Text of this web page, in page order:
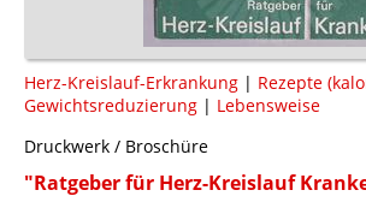
Herz-Kreislauf-Erkrankung | Rezepte
Gewichtsreduzierung | Lebensweise
Druckwerk / Broschüre
"Ratgeber für Herz-Kreislauf